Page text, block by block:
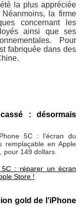
la plus appréciée
la firme
concernant les
ainsi que ses
Pour
fabriquée dans des
: désormais
5C : l’écran du
remplaçable en Apple
pour 149 dollars.
5C : réparer un écran
Store !
gold de l’iPhone